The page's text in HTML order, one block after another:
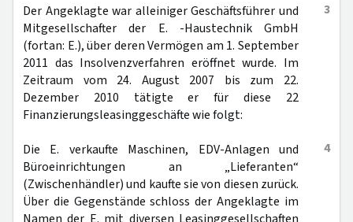
3
Der Angeklagte war alleiniger Geschäftsführer und
Mitgesellschafter der E. -Haustechnik GmbH
(fortan: E.), über deren Vermögen am 1. September
2011 das Insolvenzverfahren eröffnet wurde. Im
Zeitraum vom 24. August 2007 bis zum 22.
Dezember 2010 tätigte er für diese 22
Finanzierungsleasinggeschäfte wie folgt:
4
Die E. verkaufte Maschinen, EDV-Anlagen und
Büroeinrichtungen an „Lieferanten“
(Zwischenhändler) und kaufte sie von diesen zurück.
Über die Gegenstände schloss der Angeklagte im